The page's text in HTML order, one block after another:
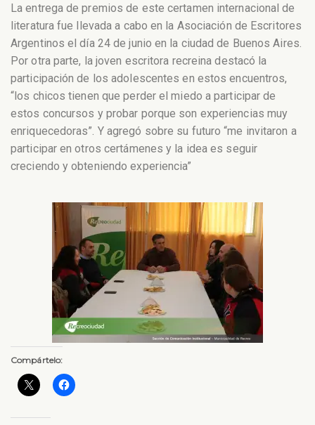
La entrega de premios de este certamen internacional de
literatura fue llevada a cabo en la Asociación de Escritores
Argentinos el día 24 de junio en la ciudad de Buenos Aires.
Por otra parte, la joven escritora recreina destacó la
participación de los adolescentes en estos encuentros,
“los chicos tienen que perder el miedo a participar de
estos concursos y probar porque son experiencias muy
enriquecedoras”. Y agregó sobre su futuro “me invitaron a
participar en otros certámenes y la idea es seguir
creciendo y obteniendo experiencia”
Compártelo: